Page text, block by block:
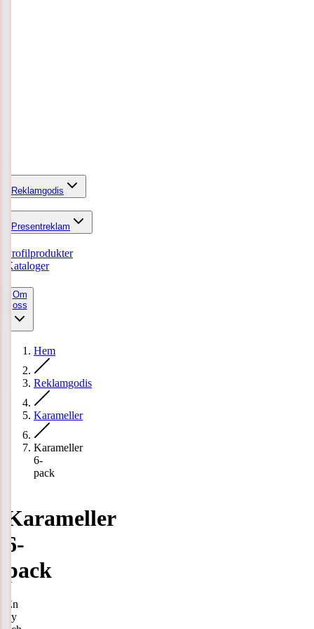
Reklamgodis
Presentreklam
Profilprodukter
Kataloger
Om
oss
Hem
Reklamgodis
Karameller
Karameller
6-
pack
Karameller
6-
pack
En
ny